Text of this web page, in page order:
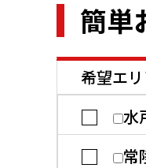
簡単
希望エ
水
常